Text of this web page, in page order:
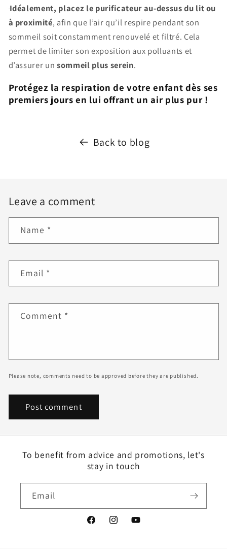
Idéalement, placez le purificateur au-dessus du lit ou
à proximité, afin que l’air qu’il respire pendant son
sommeil soit constamment renouvelé et filtré. Cela
permet de limiter son exposition aux polluants et
d’assurer unsommeil plus serein.
Protégez la respiration de votre enfant dès ses
premiers jours en lui offrant un air plus pur !
Back to blog
Leave a comment
Name *
Email *
Comment *
Please note, comments need to be approved before they are published.
To benefit from advice and promotions, let's
stay in touch
Email
FacebookInstagramYouTube